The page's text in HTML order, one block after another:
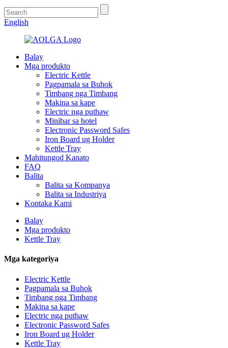
English
Balay
Mga produkto
Electric Kettle
Pagpamala sa Buhok
Timbang nga Timbang
Makina sa kape
Electric nga puthaw
Minibar sa hotel
Electronic Password Safes
Iron Board ug Holder
Kettle Tray
Mahitungod Kanato
FAQ
Balita
Balita sa Kompanya
Balita sa Industriya
Kontaka Kami
Balay
Mga produkto
Kettle Tray
Mga kategoriya
Electric Kettle
Pagpamala sa Buhok
Timbang nga Timbang
Makina sa kape
Electric nga puthaw
Electronic Password Safes
Iron Board ug Holder
Kettle Tray